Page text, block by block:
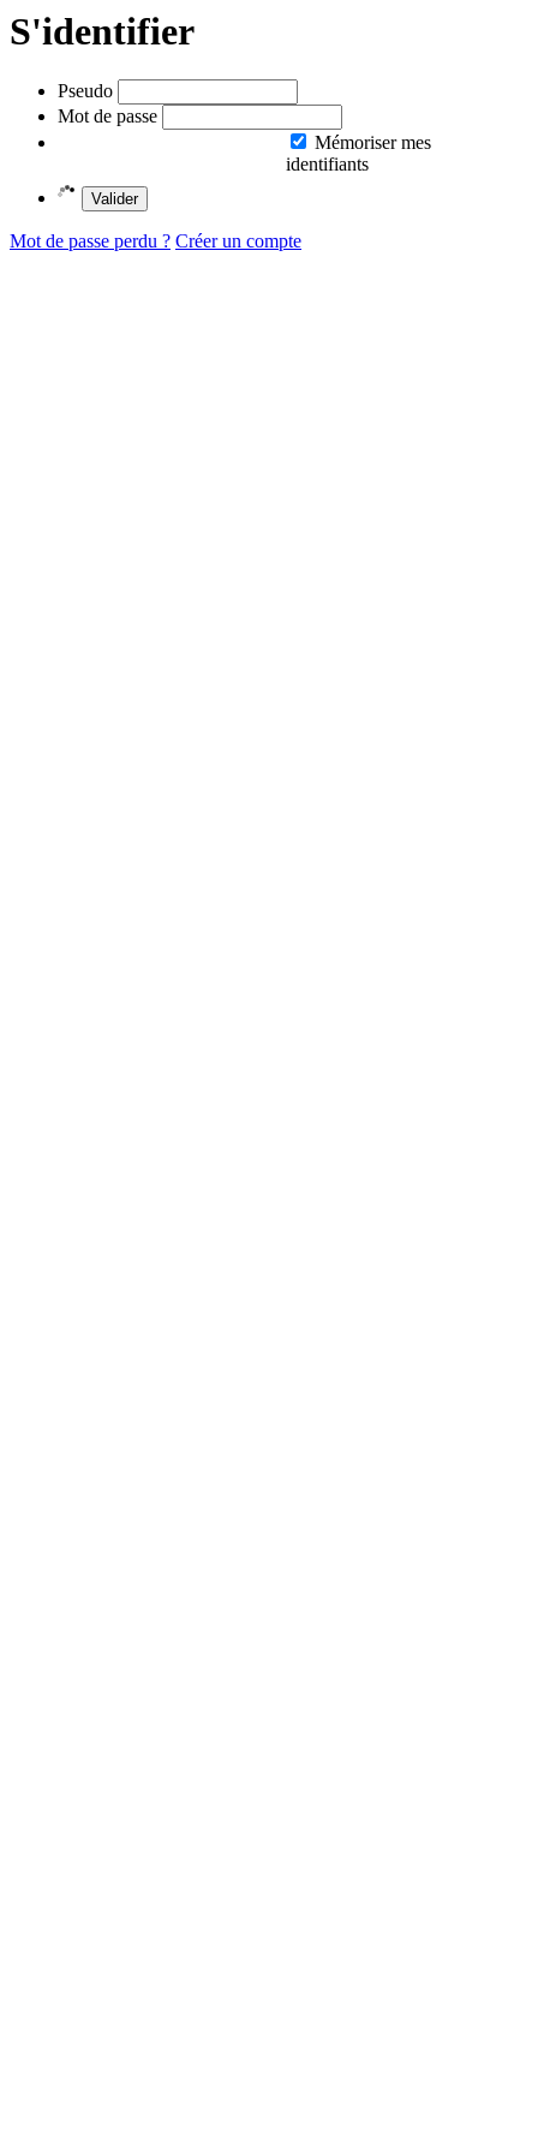
S'identifier
Pseudo
Mot de passe
Mémoriser mes
identifiants
Valider
Mot de passe perdu ? Créer un compte